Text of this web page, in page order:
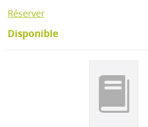
Réserver
Disponible